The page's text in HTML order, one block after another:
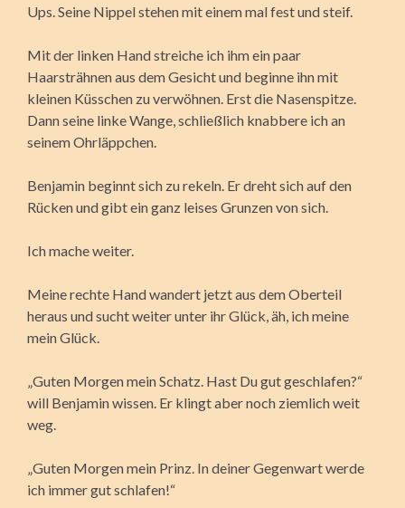
Ups. Seine Nippel stehen mit einem mal fest und steif.
Mit der linken Hand streiche ich ihm ein paar
Haarsträhnen aus dem Gesicht und beginne ihn mit
kleinen Küsschen zu verwöhnen. Erst die Nasenspitze.
Dann seine linke Wange, schließlich knabbere ich an
seinem Ohrläppchen.
Benjamin beginnt sich zu rekeln. Er dreht sich auf den
Rücken und gibt ein ganz leises Grunzen von sich.
Ich mache weiter.
Meine rechte Hand wandert jetzt aus dem Oberteil
heraus und sucht weiter unter ihr Glück, äh, ich meine
mein Glück.
„Guten Morgen mein Schatz. Hast Du gut geschlafen?“
will Benjamin wissen. Er klingt aber noch ziemlich weit
weg.
„Guten Morgen mein Prinz. In deiner Gegenwart werde
ich immer gut schlafen!“